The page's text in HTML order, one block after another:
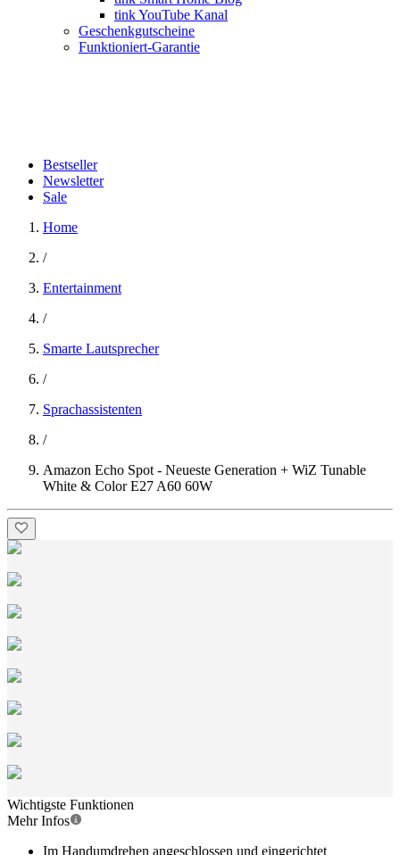
tink YouTube Kanal
Geschenkgutscheine
Funktioniert-Garantie
Bestseller
Newsletter
Sale
Home
/
Entertainment
/
Smarte Lautsprecher
/
Sprachassistenten
/
Amazon Echo Spot - Neueste Generation + WiZ Tunable
White & Color E27 A60 60W
Wichtigste Funktionen
Mehr Infos
Im Handumdrehen angeschlossen und eingerichtet